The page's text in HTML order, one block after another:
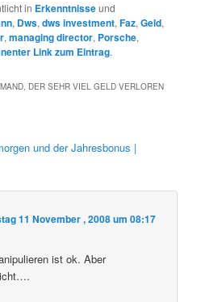
in Erkenntnisseund
, Dws,dws investment,Faz,Geld,
,managing director, Porsche,
Link zum Eintrag.
DER SEHR VIEL GELD VERLOREN
und der Jahresbonus |
11 November , 2008 um 08:17
ist ok. Aber